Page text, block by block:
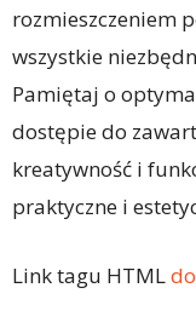
rozmieszczeniem
wszystkie
Pamiętaj o
dostępie do
kreatywność i
praktyczne i
Link tagu HTML